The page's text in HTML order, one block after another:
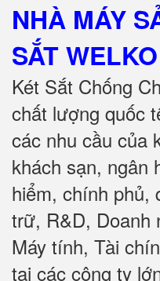
NHÀ MÁY
SẮTWELKO
Két Sắt Chống
chất lượng quốc
các nhu cầu của
khách sạn, ngân
hiểm, chính phủ,
trữ, R&D, Doanh
Máy tính, Tài
tại các công ty